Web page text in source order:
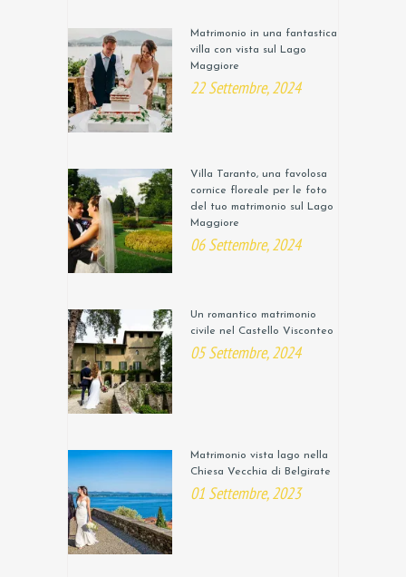
Matrimonio in una fantastica
villa con vista sul Lago
Maggiore
22 Settembre, 2024
Villa Taranto, una favolosa
cornice floreale per le foto
del tuo matrimonio sul Lago
Maggiore
06 Settembre, 2024
Un romantico matrimonio
civile nel Castello Visconteo
05 Settembre, 2024
Matrimonio vista lago nella
Chiesa Vecchia di Belgirate
01 Settembre, 2023